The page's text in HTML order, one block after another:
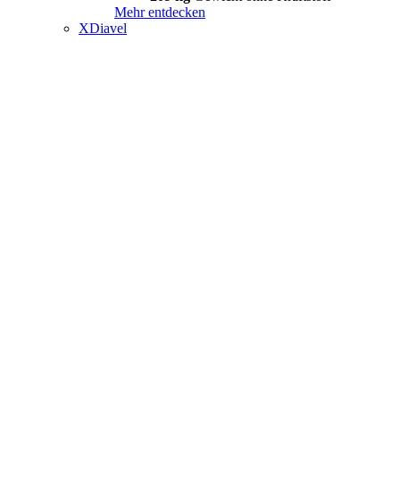
Mehr entdecken
XDiavel